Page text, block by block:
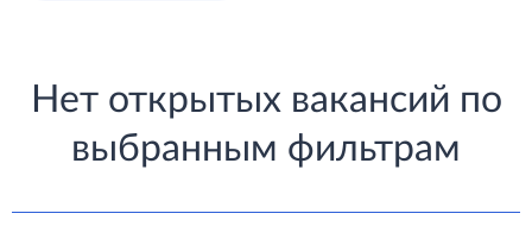
Нет открытых вакансий по
выбранным фильтрам